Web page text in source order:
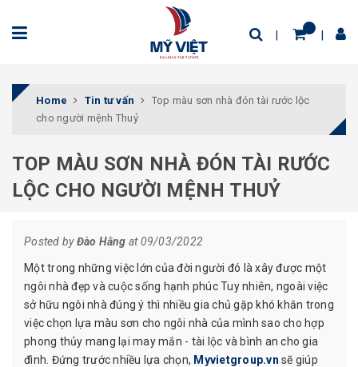
Home Tin tư vấn
Top màu sơn nhà đón tài rước lộc
cho người mệnh Thuỷ
TOP MÀU SƠN NHÀ ĐÓN TÀI RƯỚC
LỘC CHO NGƯỜI MỆNH THUỶ
Posted byĐào Hằng at 09/03/2022
Một trong những việc lớn của đời người đó là xây được một
ngôi nhà đẹp và cuộc sống hạnh phúc Tuy nhiên, ngoài việc
sở hữu ngôi nhà đúng ý thì nhiều gia chủ gặp khó khăn trong
việc chọn lựa màu sơn cho ngôi nhà của mình sao cho hợp
phong thủy mang lại may mắn - tài lộc và bình an cho gia
đình. Đứng trước nhiều lựa chọn, Myvietgroup.vn sẽ giúp